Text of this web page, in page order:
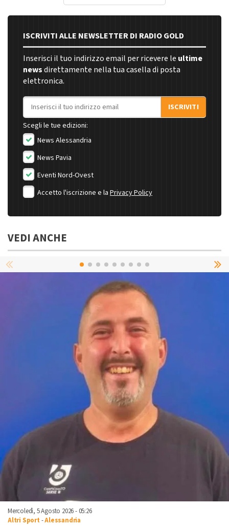
ISCRIVITI ALLE NEWSLETTER DI RADIO GOLD
Inserisci il tuo indirizzo email per ricevere le ultime
newsdirettamente nella tua casella di posta
elettronica.
Indirizzo email
ISCRIVITI
Scegli le tue edizioni:
News Alessandria
News Pavia
Eventi Nord-Ovest
Accetto l'iscrizione e la Privacy Policy
VEDI ANCHE
Mercoledì, 5 Agosto 2026 - 05:26
Altri Sport -Alessandria